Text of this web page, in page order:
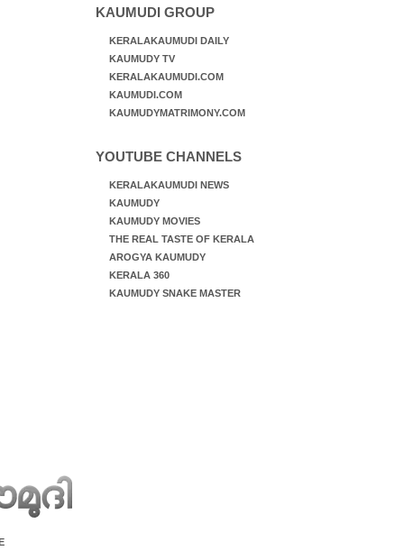
KAUMUDI GROUP
KERALAKAUMUDI DAILY
KAUMUDY TV
KERALAKAUMUDI.COM
KAUMUDI.COM
KAUMUDYMATRIMONY.COM
YOUTUBE CHANNELS
KERALAKAUMUDI NEWS
KAUMUDY
KAUMUDY MOVIES
THE REAL TASTE OF KERALA
AROGYA KAUMUDY
KERALA 360
KAUMUDY SNAKE MASTER